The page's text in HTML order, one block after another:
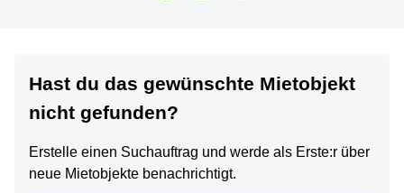
Hast du das gewünschte Mietobjekt
nicht gefunden?
Erstelle einen Suchauftrag und werde als Erste:r über
neue Mietobjekte benachrichtigt.